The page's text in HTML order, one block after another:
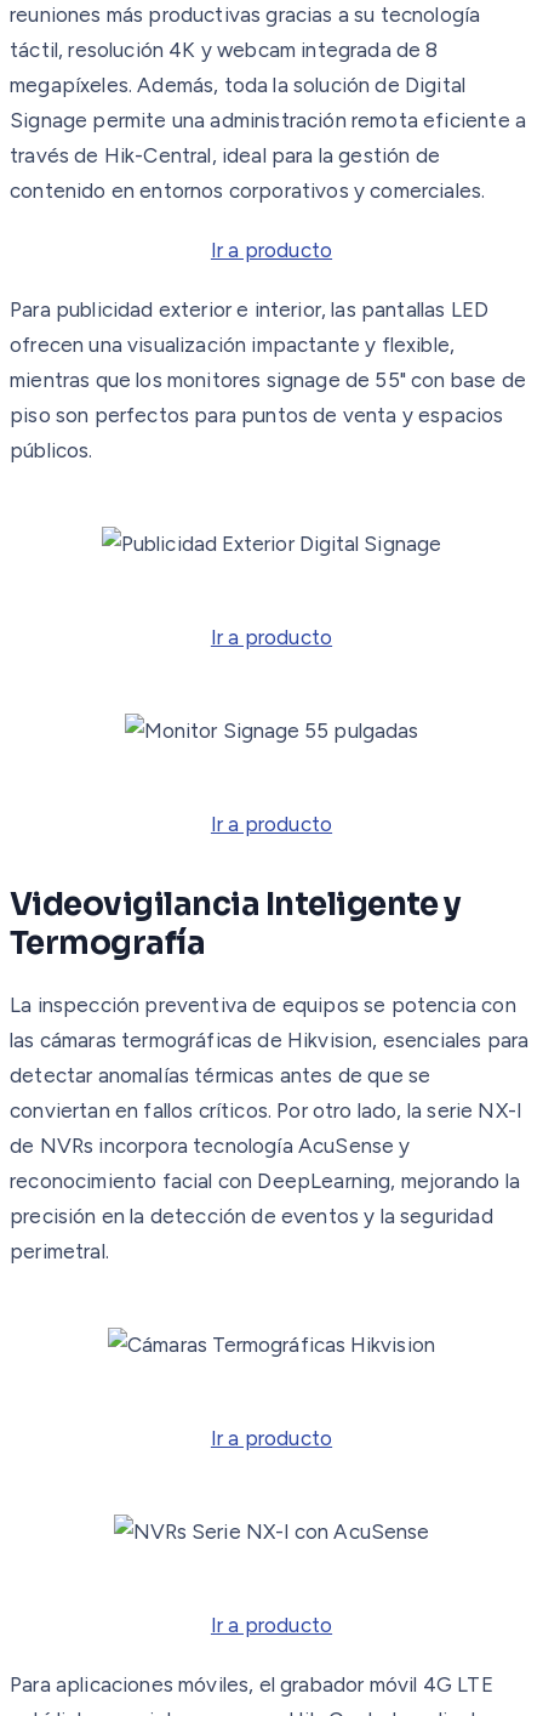
reuniones más productivas gracias a su tecnología
táctil, resolución 4K y webcam integrada de 8
megapíxeles. Además, toda la solución de Digital
Signage permite una administración remota eficiente a
través de Hik-Central, ideal para la gestión de
contenido en entornos corporativos y comerciales.
Ir a producto
Para publicidad exterior e interior, las pantallas LED
ofrecen una visualización impactante y flexible,
mientras que los monitores signage de 55" con base de
piso son perfectos para puntos de venta y espacios
públicos.
Ir a producto
Ir a producto
Videovigilancia Inteligente y
Termografía
La inspección preventiva de equipos se potencia con
las cámaras termográficas de Hikvision, esenciales para
detectar anomalías térmicas antes de que se
conviertan en fallos críticos. Por otro lado, la serie NX-I
de NVRs incorpora tecnología AcuSense y
reconocimiento facial con DeepLearning, mejorando la
precisión en la detección de eventos y la seguridad
perimetral.
Ir a producto
Ir a producto
Para aplicaciones móviles, el grabador móvil 4G LTE